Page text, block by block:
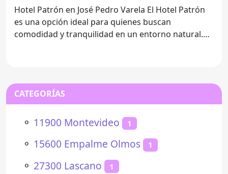
Hotel Patrón en José Pedro Varela El Hotel Patrón
es una opción ideal para quienes buscan
comodidad y tranquilidad en un entorno natural.
CATEGORÍAS
⚬ 11900 Montevideo 1
⚬ 15600 Empalme Olmos 1
⚬ 27300 Lascano 1